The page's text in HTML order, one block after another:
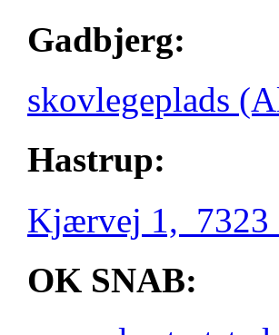
Gadbjerg:
skovlegeplads
Hastrup:
Kjærvej 1, 7323
OK SNAB: